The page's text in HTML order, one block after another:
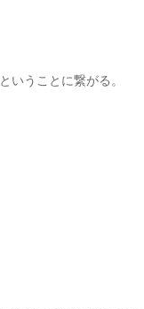
ということに繋がる。